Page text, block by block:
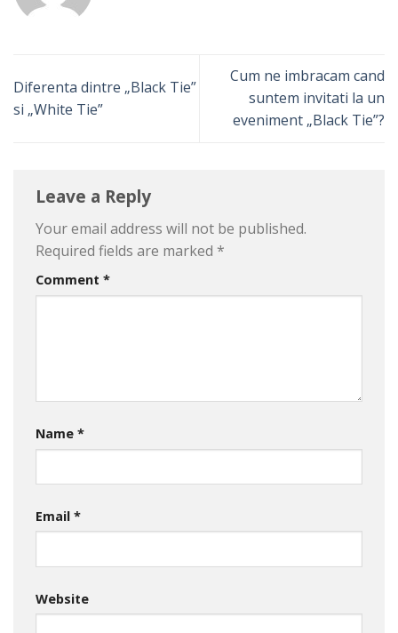
Diferenta dintre „Black Tie”
si „White Tie”
Cum ne imbracam cand
suntem invitati la un
eveniment „Black Tie”?
Leave a Reply
Your email address will not be published.
Required fields are marked *
Comment *
Name *
Email *
Website